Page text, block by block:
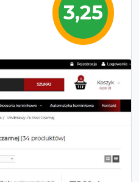
3,25